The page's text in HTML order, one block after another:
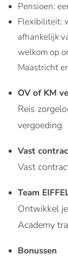
Pensioen:
Flexibiliteit:
afhankelijk
welkom op
Maastricht
OV of KM
Reis
vergoeding
Vast
Vast
Team
Ontwikkel
Academy
Bonussen